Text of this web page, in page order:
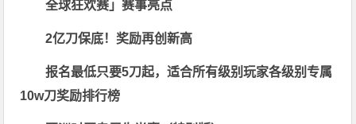
全球狂欢赛」赛事亮点
2亿刀保底！奖励再创新高
报名最低只要5刀起，适合所有级别玩家各级别专属
10w刀奖励排行榜